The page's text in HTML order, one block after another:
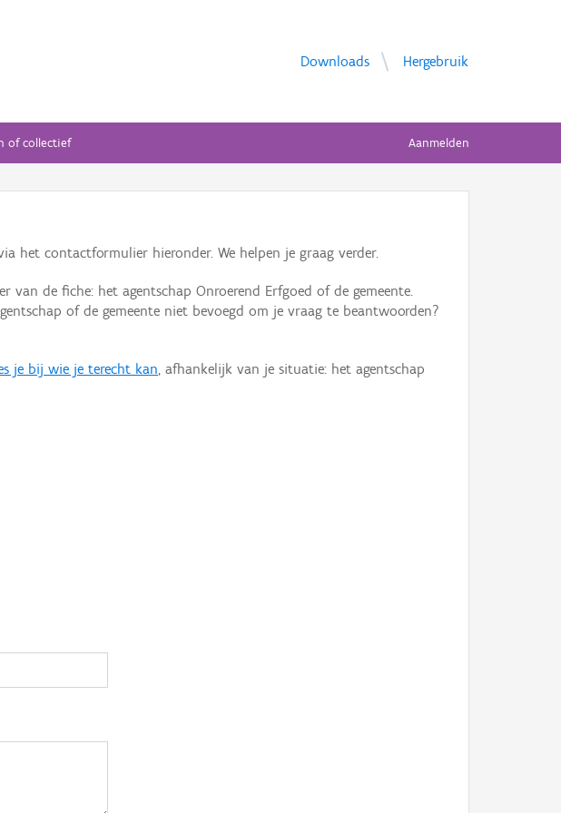
Downloads Hergebruik
of collectief Aanmelden
het contactformulier hieronder. We helpen je graag verder.
van de fiche: het agentschap Onroerend Erfgoed of de gemeente.
of de gemeente niet bevoegd om je vraag te beantwoorden?
je bij wie je terecht kan, afhankelijk van je situatie: het agentschap